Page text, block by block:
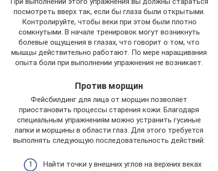
посмотреть вверх так, если бы глаза были открытыми.
Контролируйте, чтобы веки при этом были плотно
сомкнутыми. В начале тренировок могут возникнуть
болевые ощущения в глазах, что говорит о том, что
мышцы действительно работают. По мере наращивания
опыта боли при выполнении упражнения не возникает.
Против морщин
Фейсбилдинг для лица от морщин позволяет
приостановить процессы старения кожи. Благодаря
специальным упражнениям можно устранить гусиные
лапки и морщины в области глаз. Для этого требуется
выполнять следующую последовательность действий:
Найти точки у внешних углов на верхних веках